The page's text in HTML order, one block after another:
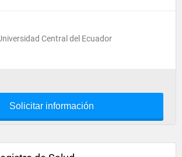
Central del Ecuador
Solicitar información